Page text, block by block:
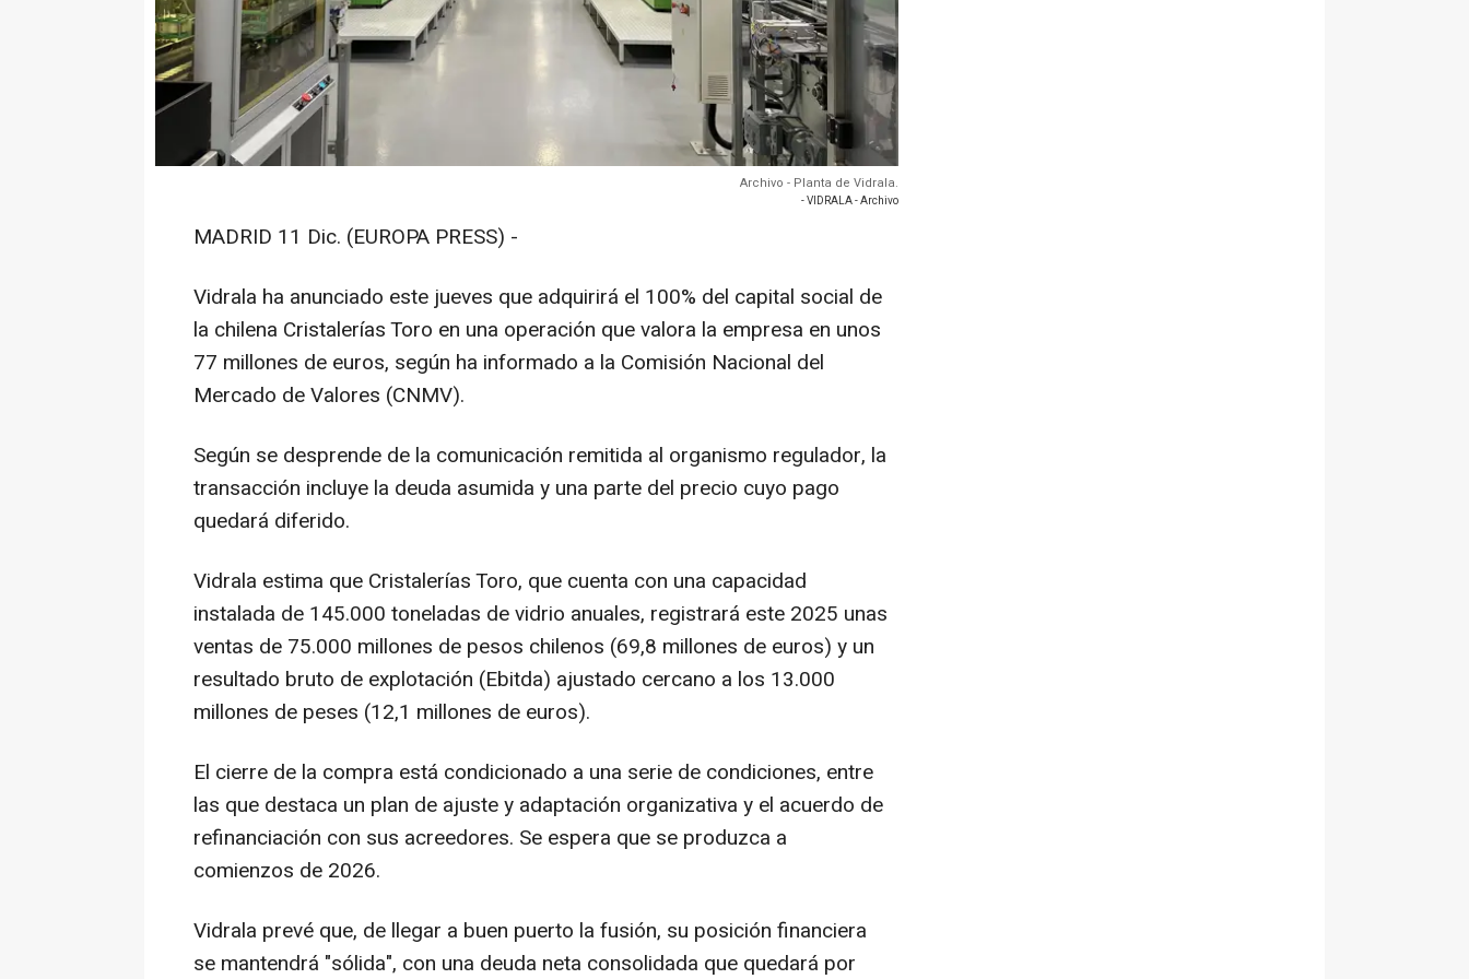
Archivo - Planta de Vidrala.
- VIDRALA - Archivo
MADRID 11 Dic. (EUROPA PRESS) -
Vidrala ha anunciado este jueves que adquirirá el 100% del capital social de
la chilena Cristalerías Toro en una operación que valora la empresa en unos
77 millones de euros, según ha informado a la Comisión Nacional del
Mercado de Valores (CNMV).
Según se desprende de la comunicación remitida al organismo regulador, la
transacción incluye la deuda asumida y una parte del precio cuyo pago
quedará diferido.
Vidrala estima que Cristalerías Toro, que cuenta con una capacidad
instalada de 145.000 toneladas de vidrio anuales, registrará este 2025 unas
ventas de 75.000 millones de pesos chilenos (69,8 millones de euros) y un
resultado bruto de explotación (Ebitda) ajustado cercano a los 13.000
millones de peses (12,1 millones de euros).
El cierre de la compra está condicionado a una serie de condiciones, entre
las que destaca un plan de ajuste y adaptación organizativa y el acuerdo de
refinanciación con sus acreedores. Se espera que se produzca a
comienzos de 2026.
Vidrala prevé que, de llegar a buen puerto la fusión, su posición financiera
se mantendrá "sólida", con una deuda neta consolidada que quedará por